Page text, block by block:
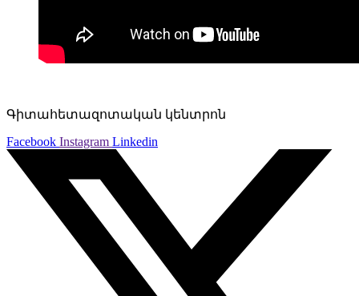
Գիտահետազոտական կենտրոն
Facebook Instagram Linkedin